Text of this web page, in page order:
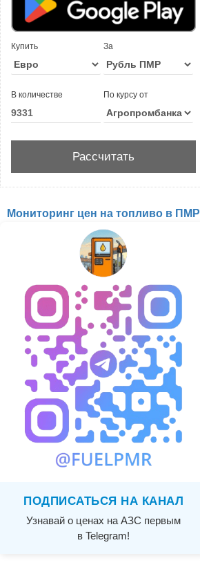
Купить За
В количестве По курсу от
Мониторинг цен на топливо в ПМР
ПОДПИСАТЬСЯ НА КАНАЛ
Узнавай о ценах на АЗС первым
в Telegram!